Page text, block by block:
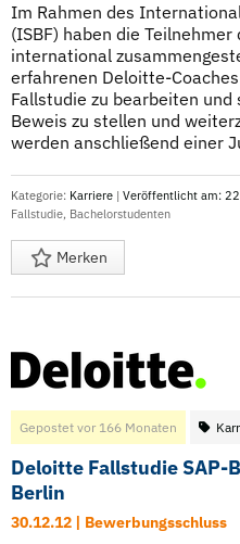
Im Rahmen des
(ISBF) haben die
international
erfahrenen Deloitte-
Fallstudie zu bearbeiten
Beweis zu stellen und
werden anschließend einer
Kategorie: Karriere | Veröffentlicht am:
Fallstudie, Bachelorstudenten
Merken
Gepostet vor 166 Monaten
Deloitte Fallstudie
Berlin
30.12.12 | Bewerbungsschluss